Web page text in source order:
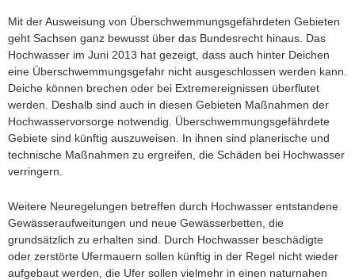
Mit der Ausweisung von Überschwemmungsgefährdeten Gebieten
geht Sachsen ganz bewusst über das Bundesrecht hinaus. Das
Hochwasser im Juni 2013 hat gezeigt, dass auch hinter Deichen
eine Überschwemmungsgefahr nicht ausgeschlossen werden kann.
Deiche können brechen oder bei Extremereignissen überflutet
werden. Deshalb sind auch in diesen Gebieten Maßnahmen der
Hochwasservorsorge notwendig. Überschwemmungsgefährdete
Gebiete sind künftig auszuweisen. In ihnen sind planerische und
technische Maßnahmen zu ergreifen, die Schäden bei Hochwasser
verringern.
Weitere Neuregelungen betreffen durch Hochwasser entstandene
Gewässeraufweitungen und neue Gewässerbetten, die
grundsätzlich zu erhalten sind. Durch Hochwasser beschädigte
oder zerstörte Ufermauern sollen künftig in der Regel nicht wieder
aufgebaut werden, die Ufer sollen vielmehr in einen naturnahen